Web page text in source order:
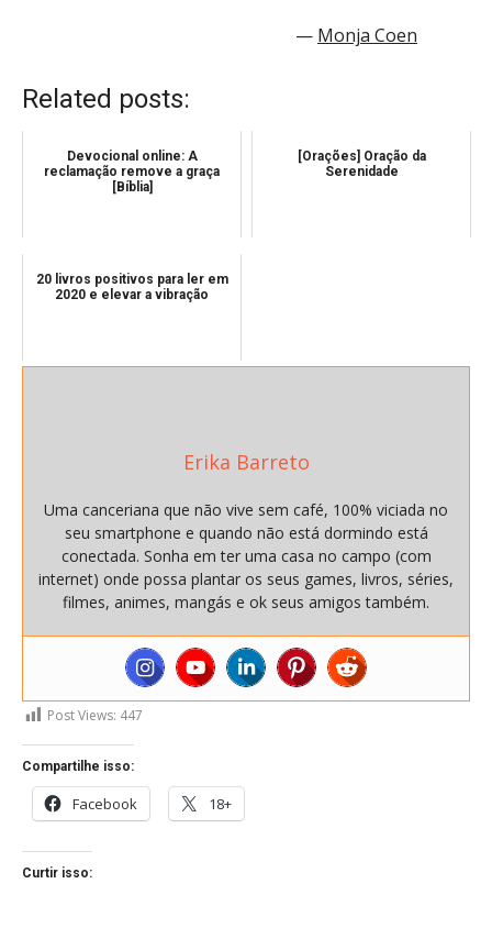
Monja Coen
Related posts:
Devocional online: A
reclamação remove a graça
[Bíblia]
[Orações] Oração da
Serenidade
20 livros positivos para ler em
2020 e elevar a vibração
Erika Barreto
Uma canceriana que não vive sem café, 100% viciada no
seu smartphone e quando não está dormindo está
conectada. Sonha em ter uma casa no campo (com
internet) onde possa plantar os seus games, livros, séries,
filmes, animes, mangás e ok seus amigos também.
Post Views: 447
Compartilhe isso:
Facebook 18+
Curtir isso: